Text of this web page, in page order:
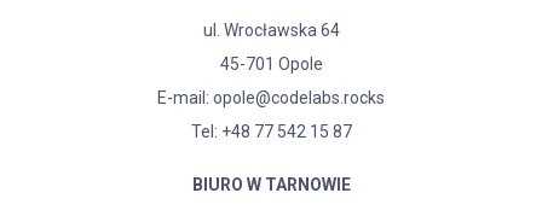
ul. Wrocławska 64
45-701 Opole
E-mail: opole@codelabs.rocks
Tel: +48 77 542 15 87
BIURO W TARNOWIE